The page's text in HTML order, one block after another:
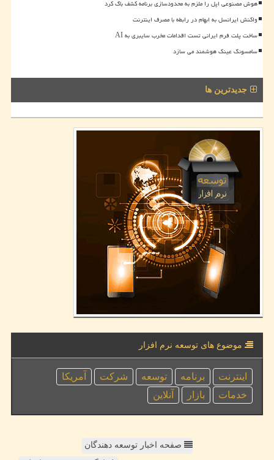
هوش مصنوعی اپل را ملزم به محدودسازی برنامه کشف باگ کرد
واکنش ایرانسل به ابهام در رابطه با مصرف اینترنت
ساخت پلت فرم ایرانی تست اقدامات مخرب سایبری به AI
سامسونگ عینک هوشمند می سازد
جدیدترین ها
موضوع های توسعه نرم افزار
اینترنت برنامه توسعه شركت
آمریكا
خدمات
بازار آنلاین
صفحه اخبار توسعه دهندگان